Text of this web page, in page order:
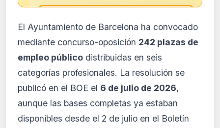
🔒
Análisis de impacto reservado
para suscriptores
El análisis detallado del impacto de esta
normativa está disponible con los planes
completo y recibe alertas personalizadas.
Ver planes
El Ayuntamiento de Barcelona ha convocado
mediante concurso-oposición 242 plazas de
empleo público distribuidas en seis
categorías profesionales. La resolución se
publicó en el BOE el 6 de julio de 2026,
aunque las bases completas ya estaban
disponibles desde el 2 de julio en el Boletín